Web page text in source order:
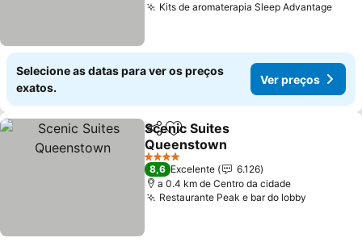
Kits de aromaterapia Sleep AdvantageVer
Selecione as datas para ver os preços
exatos.
Ver preços
PartilharAdicionar aos favoritos
Scenic Suites
Queenstown
Ver preços
4 Estrelas
8,6 Excelente
6.126
a 0.4 km de Centro da cidade
Restaurante Peak e bar do lobby